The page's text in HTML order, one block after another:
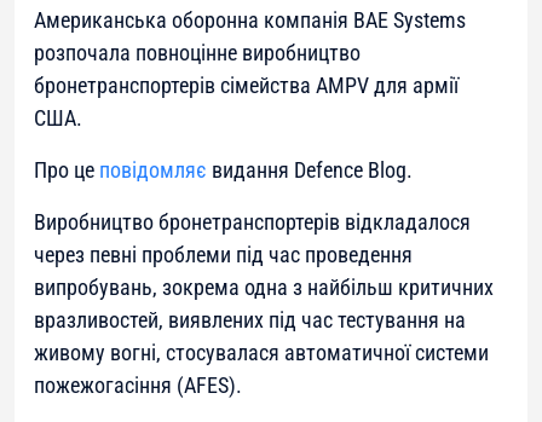
Американська оборонна компанія BAE Systems
розпочала повноцінне виробництво
бронетранспортерів сімейства AMPV для армії
США.
Про це повідомляє видання Defence Blog.
Виробництво бронетранспортерів відкладалося
через певні проблеми під час проведення
випробувань, зокрема одна з найбільш критичних
вразливостей, виявлених під час тестування на
живому вогні, стосувалася автоматичної системи
пожежогасіння (AFES).